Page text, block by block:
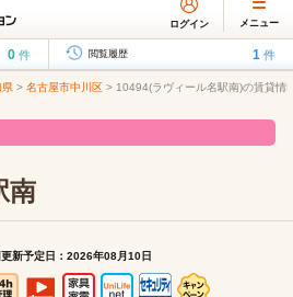
ログイン メニュー
0 件 閲覧履歴 1 件
県 > 名古屋市中川区 > 10494(ラヴィール名駅南)の賃貸情
南
新予定日：2026年08月10日